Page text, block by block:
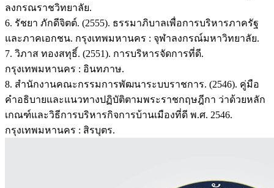
ลงกรณราชวิทยาลัย.
6. รัชยา ภักดีจิตต์. (2555). ธรรมาภิบาลเพื่อการบริหารภาครัฐ
และภาคเอกชน. กรุงเทพมหานคร : จุฬาลงกรณ์มหาวิทยาลัย.
7. วิภาส ทองสทุธิ์. (2551). การบริหารจัดการที่ดี.
กรุงเทพมหานคร : อินทภาษ.
8. สำนักงานคณะกรรมการพัฒนาระบบราชการ. (2546). คู่มือ
คำอธิบายและแนวทางปฏิบัติตามพระราชกฤษฎีกา ว่าด้วยหลัก
เกณฑ์และวิธีการบริหารกิจการบ้านเมืองที่ดี พ.ศ. 2546.
กรุงเทพมหานคร : สิรบุตร.